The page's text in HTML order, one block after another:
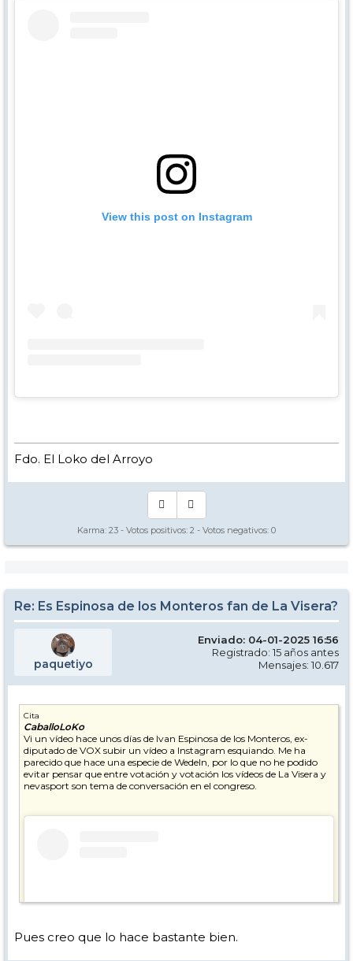
View this post on Instagram
Fdo. El Loko del Arroyo
Karma: 23 - Votos positivos: 2 - Votos negativos: 0
Re: Es Espinosa de los Monteros fan de La Visera?
paquetiyo
Enviado: 04-01-2025 16:56
Registrado: 15 años antes
Mensajes: 10.617
Cita
CaballoLoKo
Vi un vídeo hace unos días de Ivan Espinosa de los Monteros, ex-
diputado de VOX subir un vídeo a Instagram esquiando. Me ha
parecido que hace una especie de Wedeln, por lo que no he podido
evitar pensar que entre votación y votación los vídeos de La Visera y
nevasport son tema de conversación en el congreso.
Pues creo que lo hace bastante bien.